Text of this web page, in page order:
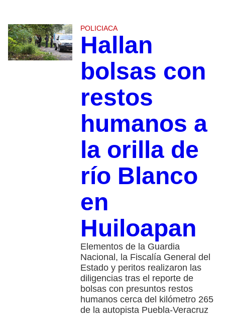
POLICIACA
Hallan
bolsas con
restos
humanos a
la orilla de
río Blanco
en
Huiloapan
Elementos de la Guardia
Nacional, la Fiscalía General del
Estado y peritos realizaron las
diligencias tras el reporte de
bolsas con presuntos restos
humanos cerca del kilómetro 265
de la autopista Puebla-Veracruz